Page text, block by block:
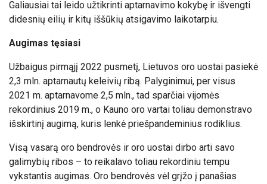
Galiausiai tai leido užtikrinti aptarnavimo kokybę ir išvengti
didesnių eilių ir kitų iššūkių atsigavimo laikotarpiu.
Augimas tęsiasi
Užbaigus pirmąjį 2022 pusmetį, Lietuvos oro uostai pasiekė
2,3 mln. aptarnautų keleivių ribą. Palyginimui, per visus
2021 m. aptarnavome 2,5 mln., tad sparčiai vijomės
rekordinius 2019 m., o Kauno oro vartai toliau demonstravo
išskirtinį augimą, kuris lenkė priešpandeminius rodiklius.
Visą vasarą oro bendrovės ir oro uostai dirbo arti savo
galimybių ribos – to reikalavo toliau rekordiniu tempu
vykstantis augimas. Oro bendrovės vėl grįžo į panašias